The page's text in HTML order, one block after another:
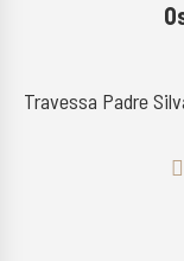
Travessa Padre